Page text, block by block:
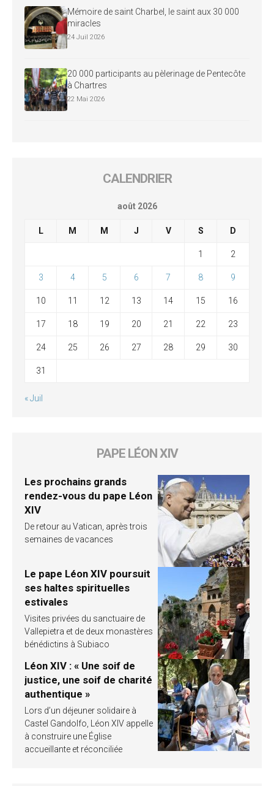
Mémoire de saint Charbel, le saint aux 30 000
miracles
24 Juil 2026
20 000 participants au pèlerinage de Pentecôte
à Chartres
22 Mai 2026
CALENDRIER
août 2026
L M M J V S D
1 2
3 4 5 6 7 8 9
10 11 12 13 14 15 16
17 18 19 20 21 22 23
24 25 26 27 28 29 30
31
« Juil
PAPE LÉON XIV
Les prochains grands
rendez-vous du pape Léon
XIV
De retour au Vatican, après trois
semaines de vacances
Le pape Léon XIV poursuit
ses haltes spirituelles
estivales
Visites privées du sanctuaire de
Vallepietra et de deux monastères
bénédictins à Subiaco
Léon XIV : « Une soif de
justice, une soif de charité
authentique »
Lors d’un déjeuner solidaire à
Castel Gandolfo, Léon XIV appelle
à construire une Église
accueillante et réconciliée